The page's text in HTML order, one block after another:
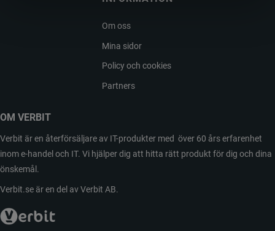
Om oss
Mina sidor
Policy och cookies
Partners
OM VERBIT
Verbit är en återförsäljare av IT-produkter med över 60 års erfarenhet
inom e-handel och IT. Vi hjälper dig att hitta rätt produkt för dig och dina
önskemål.
Verbit.se är en del av Verbit AB.